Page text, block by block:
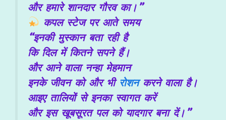
और हमारे शानदार गौरव का।”
कपल स्टेज पर आते समय
“इनकी मुस्कान बता रही है
कि दिल में कितने सपने हैं।
और आने वाला नन्हा मेहमान
इनके जीवन को और भी रोशनकरने वाला है।
आइए तालियों से इनका स्वागत करें
और इस खूबसूरत पल को यादगार बना दें।”